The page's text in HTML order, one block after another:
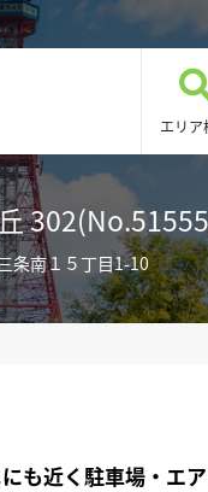
エリア
条南１５丁目1-10
も近く駐車場・エア